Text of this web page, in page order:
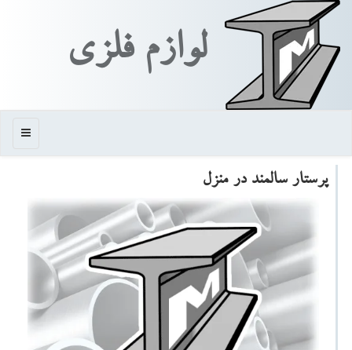
لوازم فلزی
منو
پرستار سالمند در منزل